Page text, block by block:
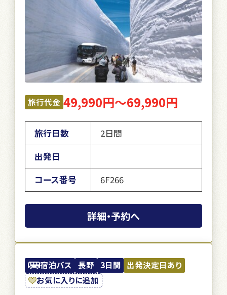
旅行代金 49,990円～69,990円
旅行日数
2日間
出発日
コース番号
6F266
詳細・予約へ
宿泊バス 長野 3日間 出発決定日あり
お気に入りに追加